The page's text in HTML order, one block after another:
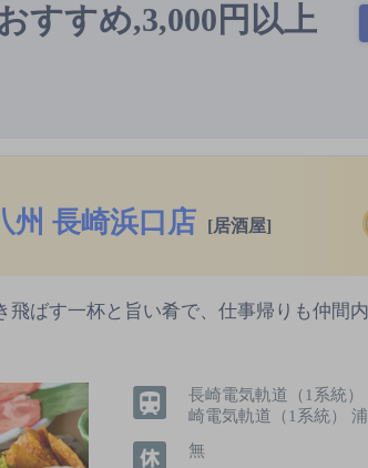
すすめ,3,000円以上
州 長崎浜口店 [居酒屋]
飛ばす一杯と旨い肴で、仕事帰りも仲間
長崎電気軌道（1系統
崎電気軌道（1系統）
無